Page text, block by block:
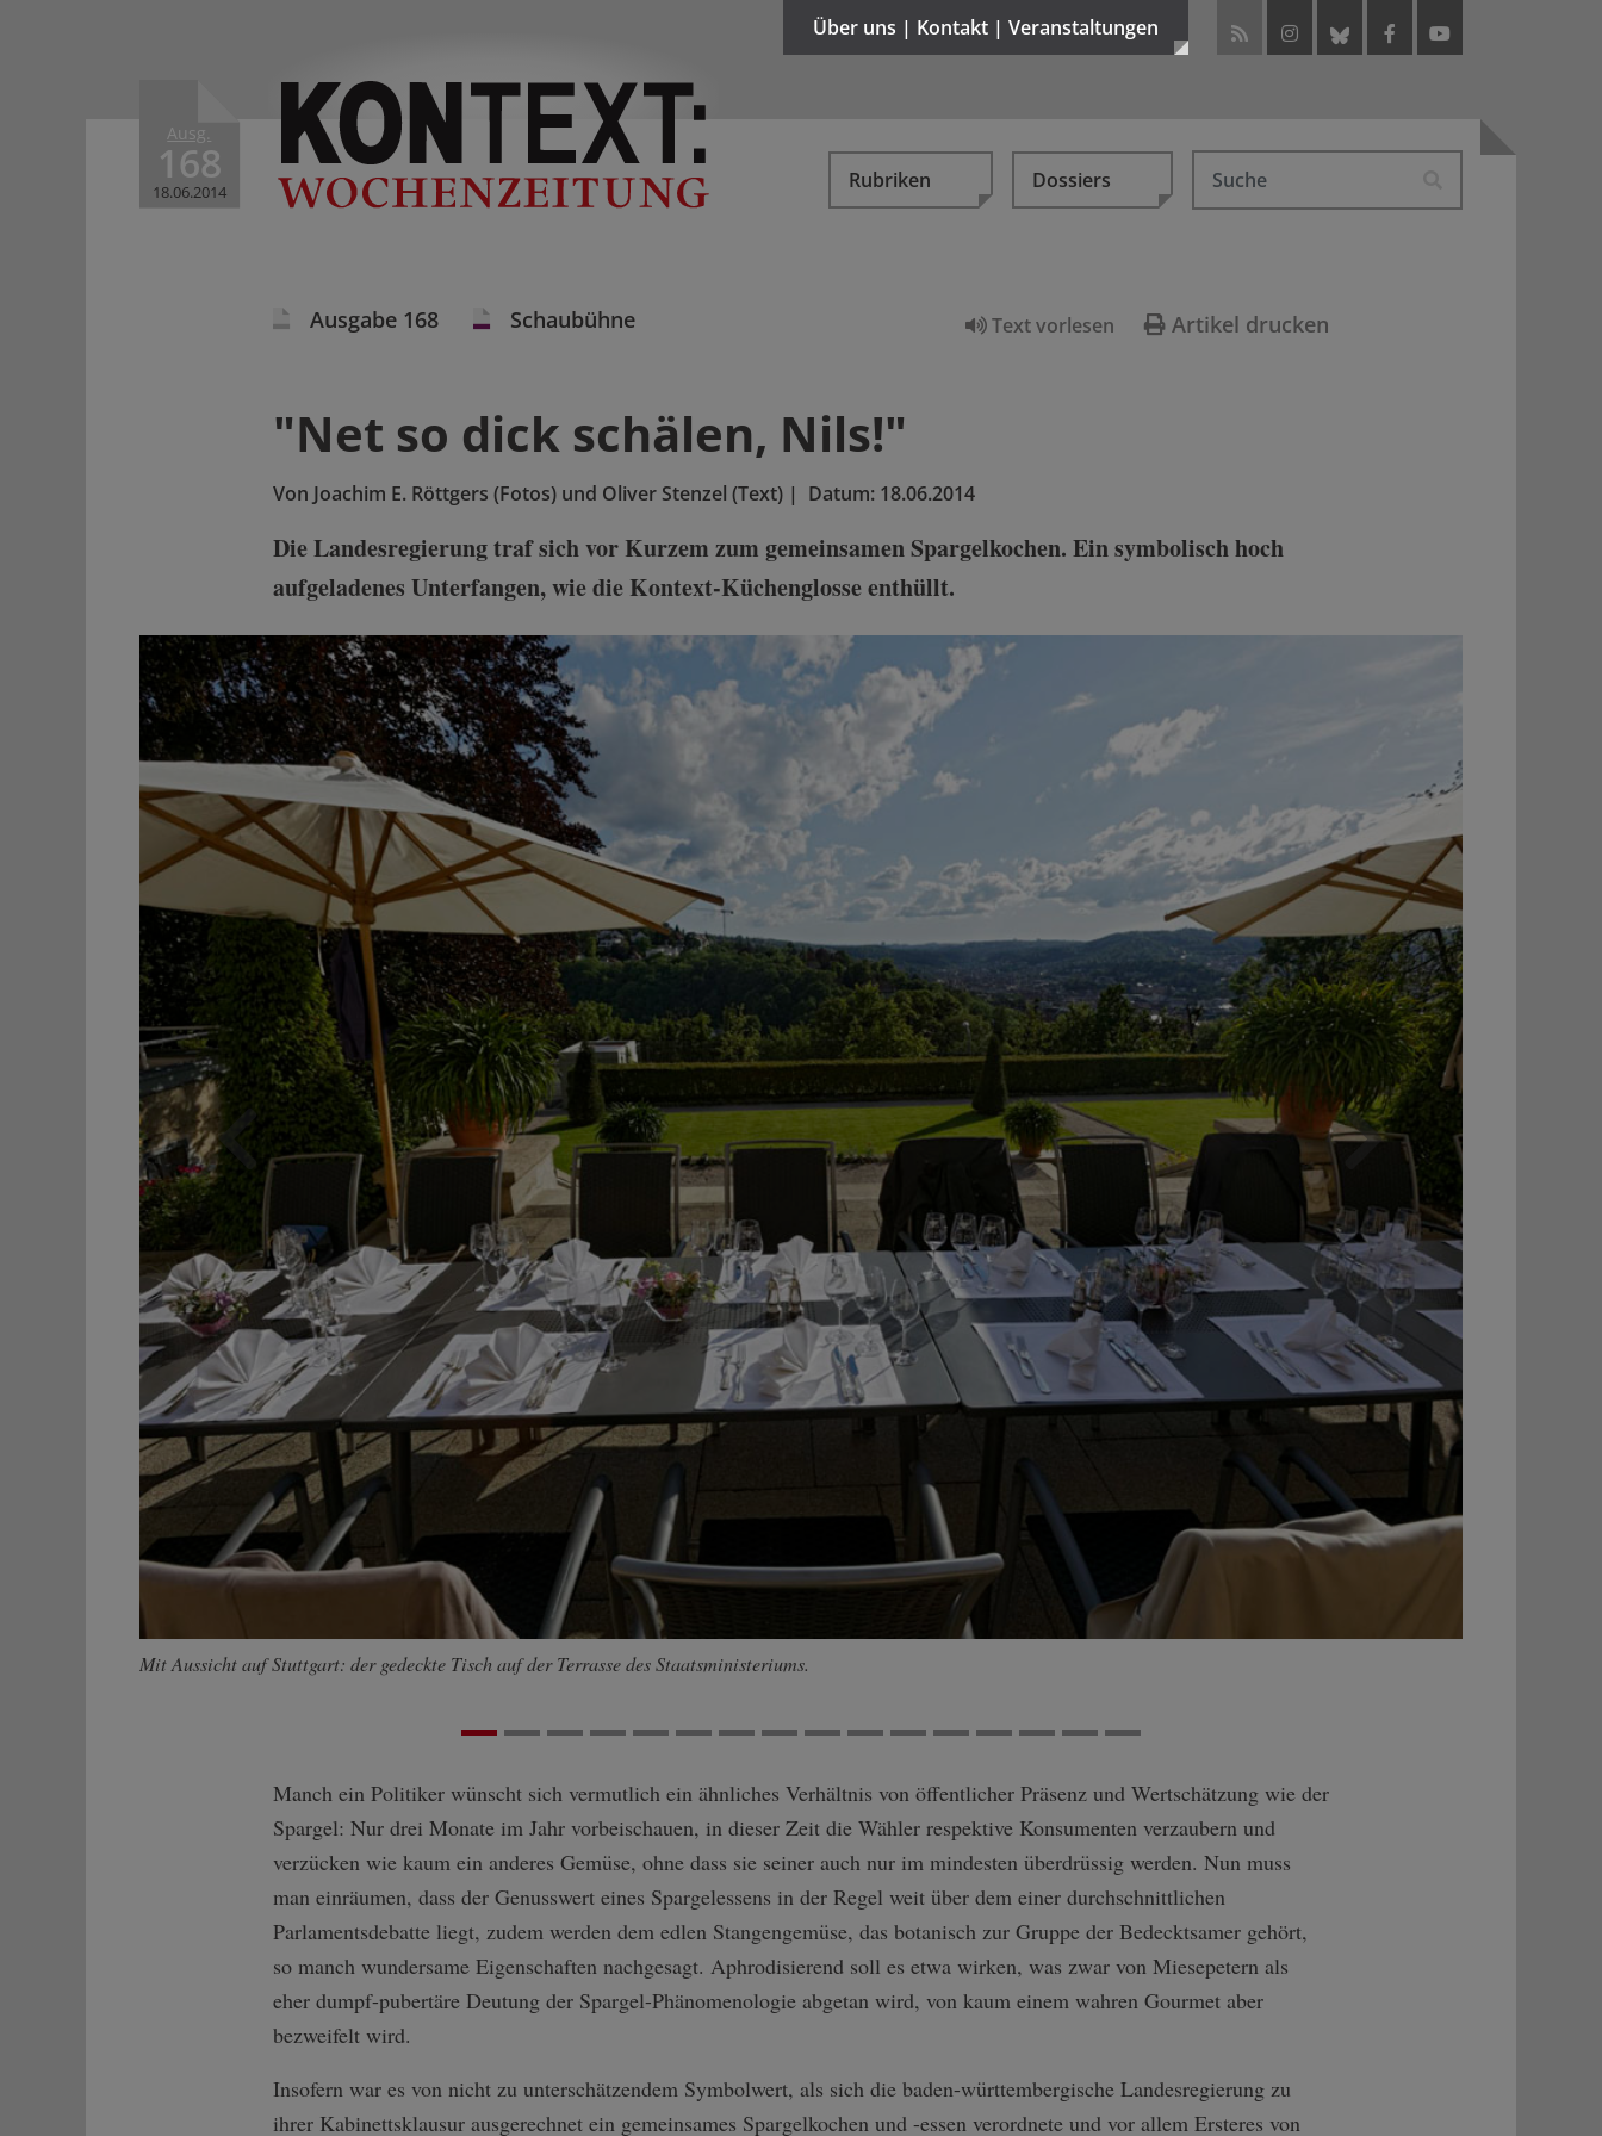
Ausg.
168
18.06.2014
Über uns | Kontakt | Veranstaltungen
Rubriken Dossiers
Text vorlesen Artikel drucken
Ausgabe 168 Schaubühne
"Net so dick schälen, Nils!"
Von Joachim E. Röttgers (Fotos) und Oliver Stenzel (Text) | Datum: 18.06.2014
Die Landesregierung traf sich vor Kurzem zum gemeinsamen Spargelkochen. Ein symbolisch hoch
aufgeladenes Unterfangen, wie die Kontext-Küchenglosse enthüllt.
Mit Aussicht auf Stuttgart: der gedeckte Tisch auf der Terrasse des Staatsministeriums.
Zurück Weiter
Manch ein Politiker wünscht sich vermutlich ein ähnliches Verhältnis von öffentlicher Präsenz und Wertschätzung wie der
Spargel: Nur drei Monate im Jahr vorbeischauen, in dieser Zeit die Wähler respektive Konsumenten verzaubern und
verzücken wie kaum ein anderes Gemüse, ohne dass sie seiner auch nur im mindesten überdrüssig werden. Nun muss
man einräumen, dass der Genusswert eines Spargelessens in der Regel weit über dem einer durchschnittlichen
Parlamentsdebatte liegt, zudem werden dem edlen Stangengemüse, das botanisch zur Gruppe der Bedecktsamer gehört,
so manch wundersame Eigenschaften nachgesagt. Aphrodisierend soll es etwa wirken, was zwar von Miesepetern als
eher dumpf-pubertäre Deutung der Spargel-Phänomenologie abgetan wird, von kaum einem wahren Gourmet aber
bezweifelt wird.
Insofern war es von nicht zu unterschätzendem Symbolwert, als sich die baden-württembergische Landesregierung zu
ihrer Kabinettsklausur ausgerechnet ein gemeinsames Spargelkochen und -essen verordnete und vor allem Ersteres von